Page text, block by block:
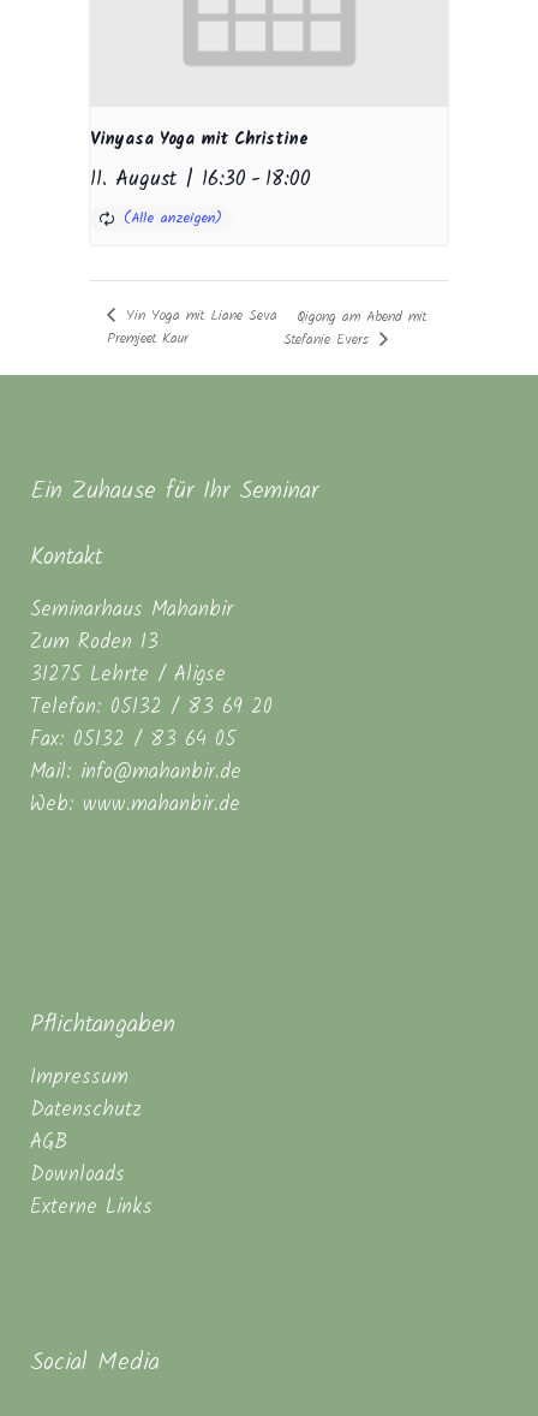
Vinyasa Yoga mit Christine
11. August | 16:30 -18:00
Yin Yoga mit Liane Seva
Premjeet Kaur
Qigong am Abend mit
Stefanie Evers
Ein Zuhause für Ihr Seminar
Kontakt
Seminarhaus Mahanbir
Zum Roden 13
31275 Lehrte / Aligse
Telefon: 05132 / 83 69 20
Fax: 05132 / 83 64 05
Mail: info@mahanbir.de
Web: www.mahanbir.de
Pflichtangaben
Impressum
Datenschutz
AGB
Downloads
Externe Links
Social Media